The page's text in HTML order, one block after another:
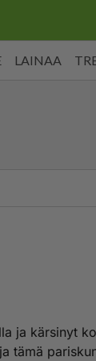
LAINAA
ja kärsinyt
tämä